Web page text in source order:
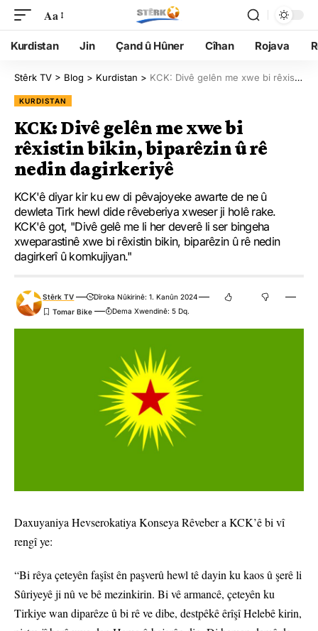
Aa
Kurdistan Jin Çand û Hûner Cîhan Rojava
Stêrk TV > Blog > Kurdistan > KCK: Divê gelên me xwe bi rêxistin bikin, biparêzin û rê nedin dagirkeriyê
KURDISTAN
KCK: Divê gelên me xwe bi
rêxistin bikin, biparêzin û rê
nedin dagirkeriyê
KCK'ê diyar kir ku ew di pêvajoyeke awarte de ne û
dewleta Tirk hewl dide rêveberiya xweser ji holê rake.
KCK'ê got, "Divê gelê me li her deverê li ser bingeha
xweparastinê xwe bi rêxistin bikin, biparêzin û rê nedin
dagirkerî û komkujiyan."
Stêrk TV
Dîroka Nûkirinê: 1. Kanûn 2024
Dema Xwendinê: 5 Dq.
Daxuyaniya Hevserokatiya Konseya Rêveber a KCK’ê bi vî
rengî ye:
“Bi rêya çeteyên faşîst ên paşverû hewl tê dayin ku kaos û şerê li
Sûriyeyê ji nû ve bê mezinkirin. Bi vê armancê, çeteyên ku
Tirkiye wan diparêze û bi rê ve dibe, destpêkê êrîşî Helebê kirin,